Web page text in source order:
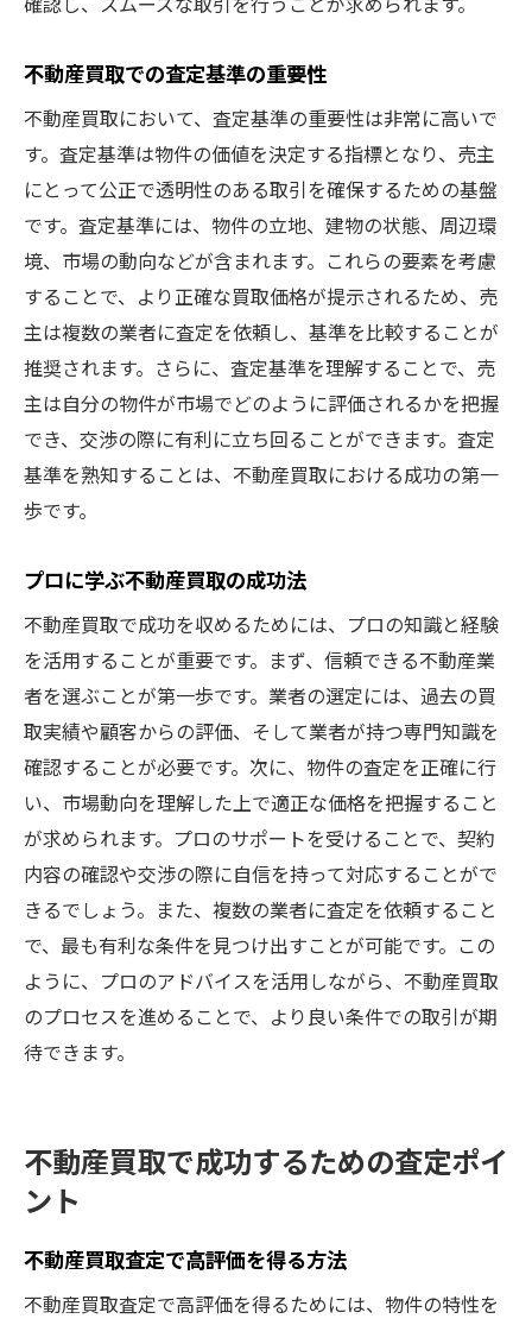
不動産買取での査定基準の重要性
不動産買取において、査定基準の重要性は非常に高いで
す。査定基準は物件の価値を決定する指標となり、売主
にとって公正で透明性のある取引を確保するための基盤
です。査定基準には、物件の立地、建物の状態、周辺環
境、市場の動向などが含まれます。これらの要素を考慮
することで、より正確な買取価格が提示されるため、売
主は複数の業者に査定を依頼し、基準を比較することが
推奨されます。さらに、査定基準を理解することで、売
主は自分の物件が市場でどのように評価されるかを把握
でき、交渉の際に有利に立ち回ることができます。査定
基準を熟知することは、不動産買取における成功の第一
歩です。
プロに学ぶ不動産買取の成功法
不動産買取で成功を収めるためには、プロの知識と経験
を活用することが重要です。まず、信頼できる不動産業
者を選ぶことが第一歩です。業者の選定には、過去の買
取実績や顧客からの評価、そして業者が持つ専門知識を
確認することが必要です。次に、物件の査定を正確に行
い、市場動向を理解した上で適正な価格を把握すること
が求められます。プロのサポートを受けることで、契約
内容の確認や交渉の際に自信を持って対応することがで
きるでしょう。また、複数の業者に査定を依頼すること
で、最も有利な条件を見つけ出すことが可能です。この
ように、プロのアドバイスを活用しながら、不動産買取
のプロセスを進めることで、より良い条件での取引が期
待できます。
不動産買取で成功するための査定ポイ
ント
不動産買取査定で高評価を得る方法
不動産買取査定で高評価を得るためには、物件の特性を